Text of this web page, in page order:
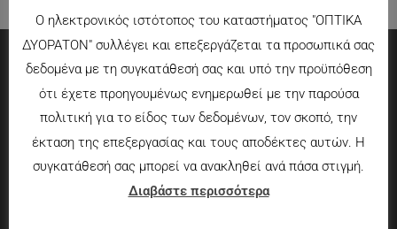
Πληροφορίες
Τρόποι πληρωμής
Τρόποι αποστολής
Πολιτική επιστροφών
Ο ηλεκτρονικός ιστότοπος του καταστήματος "ΟΠΤΙΚΑ
ΔΥΟΡΑΤΟΝ" συλλέγει και επεξεργάζεται τα προσωπικά σας
δεδομένα με τη συγκατάθεσή σας και υπό την προϋπόθεση
ότι έχετε προηγουμένως ενημερωθεί με την παρούσα
πολιτική για το είδος των δεδομένων, τον σκοπό, την
έκταση της επεξεργασίας και τους αποδέκτες αυτών. Η
συγκατάθεσή σας μπορεί να ανακληθεί ανά πάσα στιγμή.
Διαβάστε περισσότερα